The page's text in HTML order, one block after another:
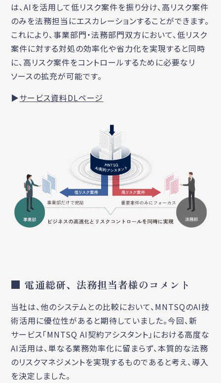
は、AIを活用して低リスク案件を振り分け、高リスク案件
のみを法務担当にエスカレーションすることができます。
これにより、事業部門・法務部門双方において、低リスク
案件に対する対処の効率化や省力化を実現すると同時
に、高リスク案件をコントロールするために必要なリ
ソースの拡充が可能です。
▶サービス資料DLページ
■ 電通総研、法務担当者様のコメント
当社は、他のシステムとの比較において、MNTSQのAI技
術活用に優位性があると期待していました。今回、新
サービス「MNTSQ AI契約アシスタント」における高度な
AI活用は、単なる業務効率化に留まらず、本質的な法務
のリスクマネジメントを実現するものであると考え、導入
を決定しました。